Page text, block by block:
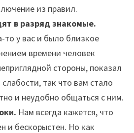
из правил.
в разряд знакомые.
то у вас и было близкое
времени человек
стороны, показал
так что вам стало
и неудобно общаться с ним.
Нам всегда кажется, что
и бескорыстен. Но как